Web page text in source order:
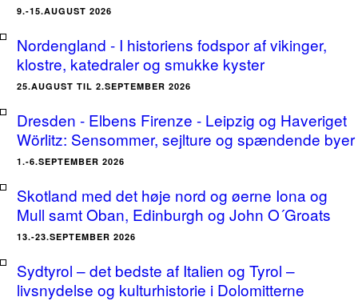
9.-15.AUGUST 2026
Nordengland - I historiens fodspor af vikinger,
klostre, katedraler og smukke kyster
25.AUGUST TIL 2.SEPTEMBER 2026
Dresden - Elbens Firenze - Leipzig og Haveriget
Wörlitz: Sensommer, sejlture og spændende byer
1.-6.SEPTEMBER 2026
Skotland med det høje nord og øerne Iona og
Mull samt Oban, Edinburgh og John O´Groats
13.-23.SEPTEMBER 2026
Sydtyrol – det bedste af Italien og Tyrol –
livsnydelse og kulturhistorie i Dolomitterne